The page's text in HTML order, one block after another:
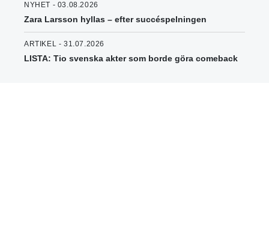
NYHET - 03.08.2026
Zara Larsson hyllas – efter succéspelningen
ARTIKEL - 31.07.2026
LISTA: Tio svenska akter som borde göra comeback